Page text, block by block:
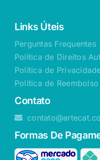
Links Úteis
Perguntas Frequentes
Política de Direitos
Política de
Política de
Contato
Formas De